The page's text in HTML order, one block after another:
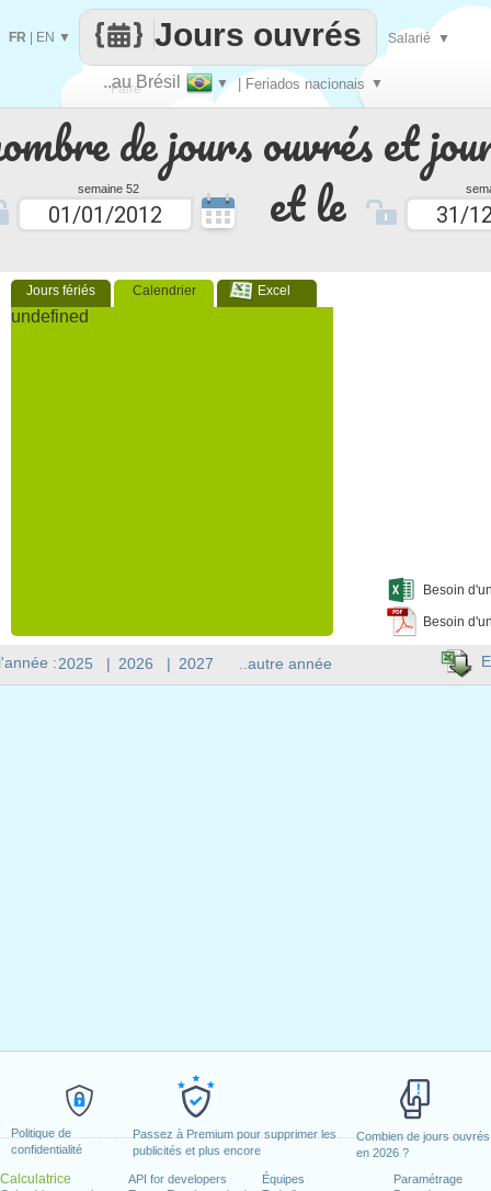
Politique de
confidentialité
Passez à Premium pour supprimer les
publicités et plus encore
Combien de jours ouvrés
en 2026 ?
Calculatrice
API for developers
Équipes
Paramétrage
de jours ouvrés et
semaine 52 et le
Jours fériés Calendrier Excel
undefined
Besoin
Besoin
Faire
que
..au Brésil ▼ | Feriados nacionais ▼
Jours ouvrés
FR EN ▼ Salarié ▼
:2025 | 2026 | 2027 ..autre année